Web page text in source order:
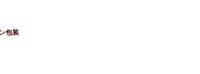
包装